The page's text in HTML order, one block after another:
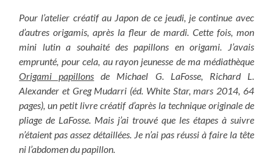
Pour l’atelier créatif au Japon de ce jeudi, je continue avec
d’autres origamis, après la fleur de mardi. Cette fois, mon
mini lutin a souhaité des papillons en origami. J’avais
emprunté, pour cela, au rayon jeunesse de ma médiathèque
Origami papillons de Michael G. LaFosse, Richard L.
Alexander et Greg Mudarri (éd. White Star, mars 2014, 64
pages), un petit livre créatif d’après la technique originale de
pliage de LaFosse. Mais j’ai trouvé que les étapes à suivre
n’étaient pas assez détaillées. Je n’ai pas réussi à faire la tête
ni l’abdomen du papillon.